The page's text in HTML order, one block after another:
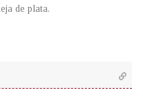
de plata.